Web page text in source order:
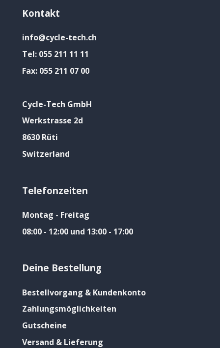
Kontakt
info@cycle-tech.ch
Tel: 055 211 11 11
Fax: 055 211 07 00
Cycle-Tech GmbH
Werkstrasse 2d
8630 Rüti
Switzerland
Telefonzeiten
Montag - Freitag
08:00 - 12:00 und 13:00 - 17:00
Deine Bestellung
Bestellvorgang & Kundenkonto
Zahlungsmöglichkeiten
Gutscheine
Versand & Lieferung